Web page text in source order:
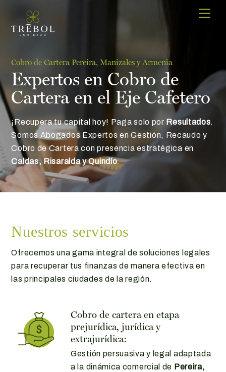
content
Cobro de Cartera Pereira, Manizales y Armenia
Expertos en Cobro de
Cartera en el Eje Cafetero
¡Recupera tu capital hoy! Paga solo por Resultados.
Somos Abogados Expertos en Gestión, Recaudo y
Cobro de Cartera con presencia estratégica en
Caldas, Risaralda y Quindío.
Nuestros servicios
Ofrecemos una gama integral de soluciones legales
para recuperar tus finanzas de manera efectiva en
las principales ciudades de la región.
Cobro de cartera en etapa
prejurídica, jurídica y
extrajurídica:
Gestión persuasiva y legal adaptada
a la dinámica comercial de Pereira,